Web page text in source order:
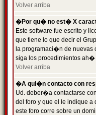
Volver arriba
�Por qu� no est� X
Este software fue escrito y
que tiene lo que decir el
la programaci�n de nuevas
siga los procedimientos ah�
Volver arriba
�A qui�n contacto con
Ud. deber�a contactarse
del foro y que el le indique
este foro corre sobre un